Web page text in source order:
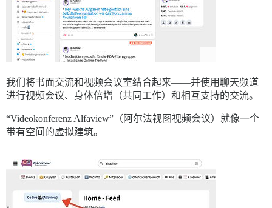
我们将书面交流和视频会议室结合起来——并使用聊天频道
进行视频会议、身体倍增（共同工作）和相互支持的交流。
“Videokonferenz Alfaview”（阿尔法视图视频会议）就像一个
带有空间的虚拟建筑。